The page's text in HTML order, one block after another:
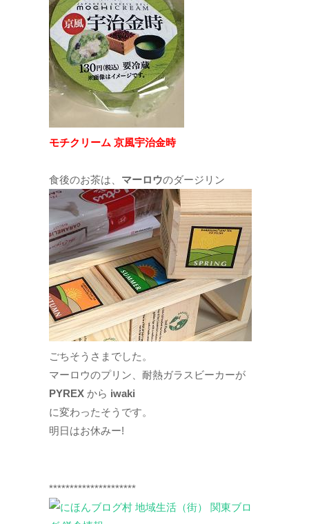
モチクリーム 京風宇治金時
食後のお茶は、 マーロウのダージリン
ごちそうさまでした。
マーロウのプリン、耐熱ガラスビーカーが
PYREX から iwaki
に変わったそうです。
明日はお休みー!
*********************